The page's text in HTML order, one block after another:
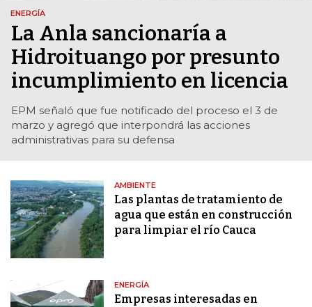
ENERGÍA
La Anla sancionaría a
Hidroituango por presunto
incumplimiento en licencia
EPM señaló que fue notificado del proceso el 3 de
marzo y agregó que interpondrá las acciones
administrativas para su defensa
AMBIENTE
Las plantas de tratamiento de
agua que están en construcción
para limpiar el río Cauca
ENERGÍA
Empresas interesadas en